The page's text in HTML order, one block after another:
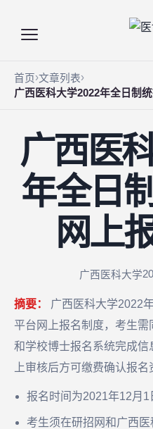
首页 文章列表
广西医科大学2022年全日制
广西医
年全日
网上
广西医科大学
摘要：
广西医科大学2022
平台网上报名制度，考生需
和学校博士报名系统完成信
上审核后方可缴费确认报名
报名时间为2021年12月1
考生须在研招网和广西